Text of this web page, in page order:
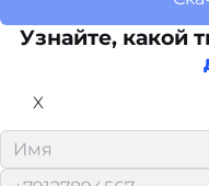
Узнайте, какой
X